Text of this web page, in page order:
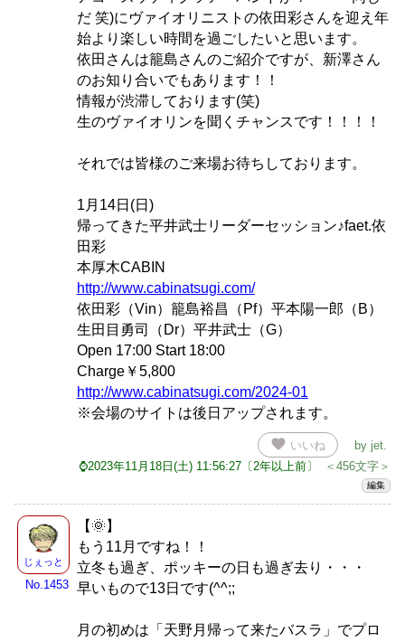
だ 笑)にヴァイオリニストの依田彩さんを迎え年
始より楽しい時間を過ごしたいと思います。
依田さんは籠島さんのご紹介ですが、新澤さん
のお知り合いでもあります！！
情報が渋滞しております(笑)
生のヴァイオリンを聞くチャンスです！！！！
それでは皆様のご来場お待ちしております。
1月14日(日)
帰ってきた平井武士リーダーセッション♪faet.依
田彩
本厚木CABIN
http://www.cabinatsugi.com/
依田彩（Vin）籠島裕昌（Pf）平本陽一郎（B）
生田目勇司（Dr）平井武士（G）
Open 17:00 Start 18:00
Charge￥5,800
http://www.cabinatsugi.com/2024-01
※会場のサイトは後日アップされます。
favorite いいね by jet
⌚2023年11月18日(土) 11:56:27〔2年以上前〕
＜456文字＞
編集
じぇっと
No.1453
【🌞】
もう11月ですね！！
立冬も過ぎ、ポッキーの日も過ぎ去り・・・
早いもので13日です(^^;;
月の初めは「天野月帰って来たバスラ」でプロ